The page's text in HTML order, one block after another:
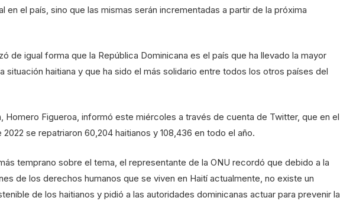
en el país, sino que las mismas serán incrementadas a partir de la próxima
de igual forma que la República Dominicana es el país que ha llevado la mayor
situación haitiana y que ha sido el más solidario entre todos los otros países del
Homero Figueroa, informó este miércoles a través de cuenta de Twitter, que en el
se repatriaron 60,204 haitianos y 108,436 en todo el año.
temprano sobre el tema, el representante de la ONU recordó que debido a la
de los derechos humanos que se viven en Haití actualmente, no existe un
de los haitianos y pidió a las autoridades dominicanas actuar para prevenir la